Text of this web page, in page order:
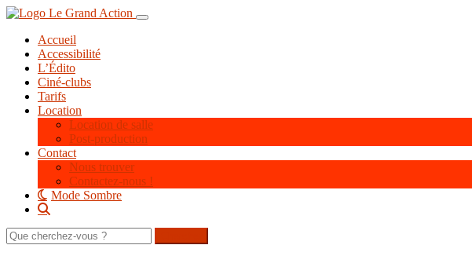
Aller
contenu
principal
Toggle navigation
Accueil
Accessibilité
L’Édito
Ciné-clubs
Tarifs
Location
Location de salle
Post-production
Contact
Nous trouver
Contactez-nous !
Mode Sombre
Rechercher
sur